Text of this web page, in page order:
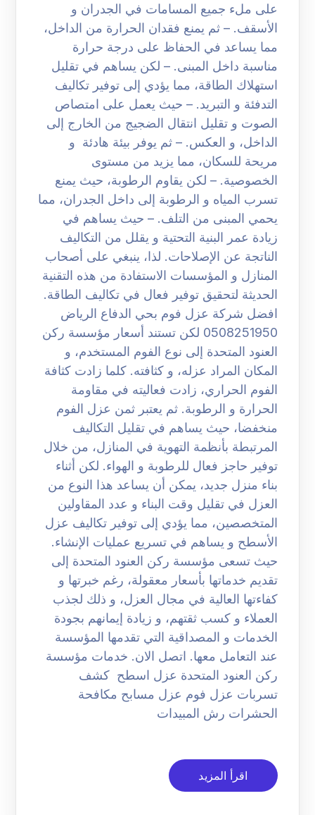
على ملء جميع المسامات في الجدران و
الأسقف. – ثم يمنع فقدان الحرارة من الداخل،
مما يساعد في الحفاظ على درجة حرارة
مناسبة داخل المبنى. – لكن يساهم في تقليل
استهلاك الطاقة، مما يؤدي إلى توفير تكاليف
التدفئة و التبريد. – حيث يعمل على امتصاص
الصوت و تقليل انتقال الضجيج من الخارج إلى
الداخل، و العكس. – ثم يوفر بيئة هادئة و
مريحة للسكان، مما يزيد من مستوى
الخصوصية. – لكن يقاوم الرطوبة، حيث يمنع
تسرب المياه و الرطوبة إلى داخل الجدران، مما
يحمي المبنى من التلف. – حيث يساهم في
زيادة عمر البنية التحتية و يقلل من التكاليف
الناتجة عن الإصلاحات. لذا، ينبغي على أصحاب
المنازل و المؤسسات الاستفادة من هذه التقنية
الحديثة لتحقيق توفير فعال في تكاليف الطاقة.
افضل شركة عزل فوم بحي الدفاع الرياض
0508251950 لكن تستند أسعار مؤسسة ركن
العنود المتحدة إلى نوع الفوم المستخدم، و
المكان المراد عزله، و كثافته. كلما زادت كثافة
الفوم الحراري، زادت فعاليته في مقاومة
الحرارة و الرطوبة. ثم يعتبر ثمن عزل الفوم
منخفضا، حيث يساهم في تقليل التكاليف
المرتبطة بأنظمة التهوية في المنازل، من خلال
توفير حاجز فعال للرطوبة و الهواء. لكن أثناء
بناء منزل جديد، يمكن أن يساعد هذا النوع من
العزل في تقليل وقت البناء و عدد المقاولين
المتخصصين، مما يؤدي إلى توفير تكاليف عزل
الأسطح و يساهم في تسريع عمليات الإنشاء.
حيث تسعى مؤسسة ركن العنود المتحدة إلى
تقديم خدماتها بأسعار معقولة، رغم خبرتها و
كفاءتها العالية في مجال العزل، و ذلك لجذب
العملاء و كسب ثقتهم، و زيادة إيمانهم بجودة
الخدمات و المصداقية التي تقدمها المؤسسة
عند التعامل معها. اتصل الان. خدمات مؤسسة
ركن العنود المتحدة عزل اسطح كشف
تسربات عزل فوم عزل مسابح مكافحة
الحشرات رش المبيدات
اقرأ المزيد